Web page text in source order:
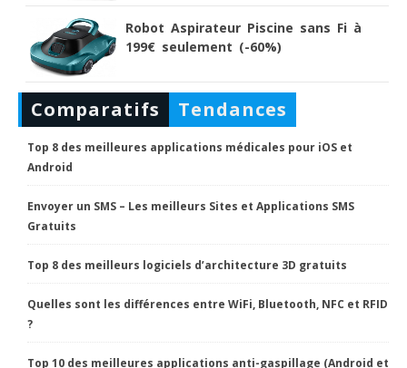
Robot Aspirateur Piscine sans Fi à
199€ seulement (-60%)
Comparatifs Tendances
Top 8 des meilleures applications médicales pour iOS et
Android
Envoyer un SMS – Les meilleurs Sites et Applications SMS
Gratuits
Top 8 des meilleurs logiciels d’architecture 3D gratuits
Quelles sont les différences entre WiFi, Bluetooth, NFC et RFID
?
Top 10 des meilleures applications anti-gaspillage (Android et